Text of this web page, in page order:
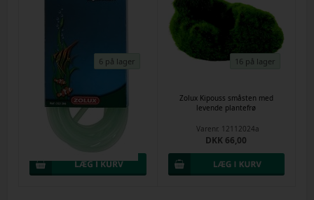
6 på lager
Luftslange 4x6mm silikone 6
meter
16 på lager
Zolux Kipouss småsten med
levende plantefrø
Varenr. 12112024a
DKK 66,00